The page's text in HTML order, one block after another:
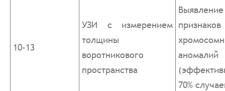
10-13
УЗИ с измерением
толщины
воротникового
пространства
признаков
аномалий
70%